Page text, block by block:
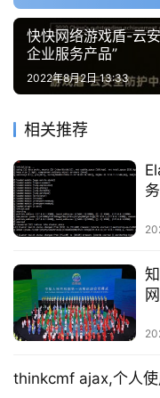
快快网络游戏盾-云
企业服务产品”
2022年8月2日 13:33
相关推荐
thinkcmf ajax,个人